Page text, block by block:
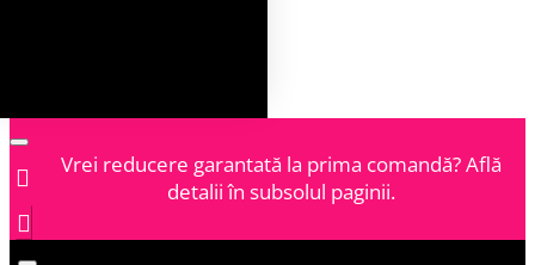
Vrei reducere garantată la prima comandă? Află
detalii în subsolul paginii.